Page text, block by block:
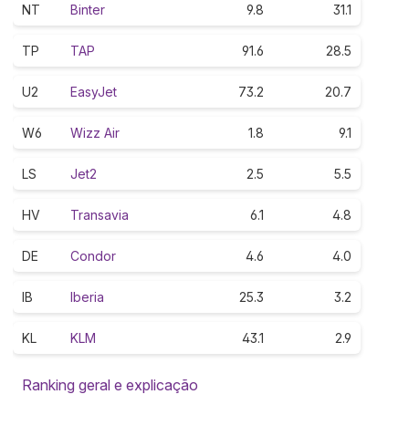
NT Binter 9.8 31.1
TP TAP 91.6 28.5
U2 EasyJet 73.2 20.7
W6 Wizz Air 1.8 9.1
LS Jet2 2.5 5.5
HV Transavia 6.1 4.8
DE Condor 4.6 4.0
IB Iberia 25.3 3.2
KL KLM 43.1 2.9
Ranking geral e explicação